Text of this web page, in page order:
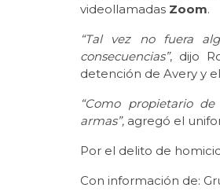
videollamadas Zoom.
“Tal vez no fuera
consecuencias”, dijo
detención de Avery y
“Como propietario
armas”, agregó el
Por el delito de
Con información de: